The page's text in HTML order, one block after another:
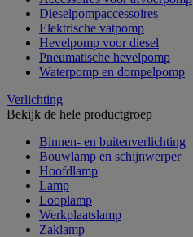
Dieselpompaccessoires
Elektrische vatpomp
Hevelpomp voor diesel
Pneumatische hevelpomp
Waterpomp en dompelpomp
Verlichting
Bekijk de hele productgroep
Binnen- en buitenverlichting
Bouwlamp en schijnwerper
Hoofdlamp
Lamp
Looplamp
Werkplaatslamp
Zaklamp